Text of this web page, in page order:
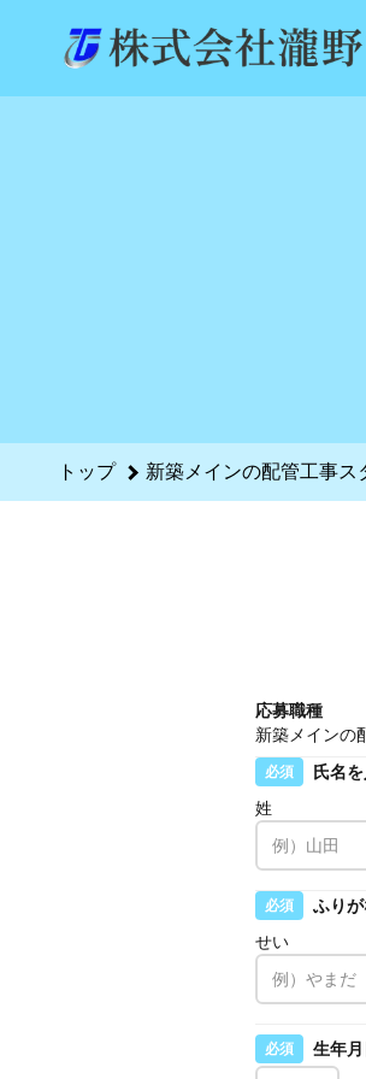
トップ 新築メインの配管工事ス
応募職種
新築メインの
必須
氏名
姓
必須
ふりが
せい
必須 生年月